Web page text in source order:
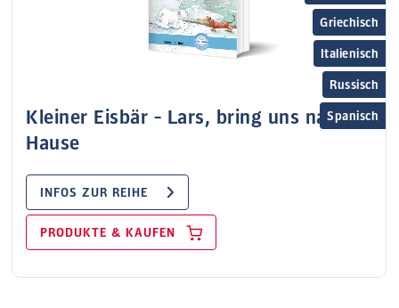
Griechisch
Italienisch
Russisch
Spanisch
Kleiner Eisbär - Lars, bring uns nach
Hause
INFOS ZUR REIHE
PRODUKTE & KAUFEN